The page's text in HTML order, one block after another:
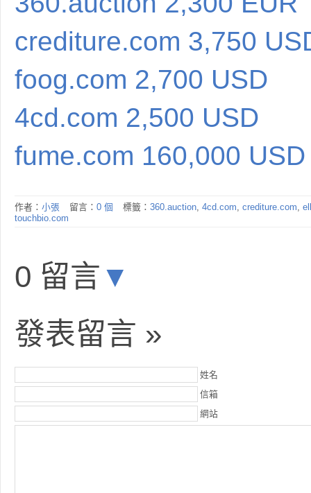
crediture.com 3,750
foog.com 2,700 USD
4cd.com 2,500 USD
fume.com 160,000 USD
作者： 小張 留言： 0 個 標籤： 360.auction, 4cd.com, crediture.com,
touchbio.com
0 留言 ▼
發表留言 »
姓名
信箱
網站